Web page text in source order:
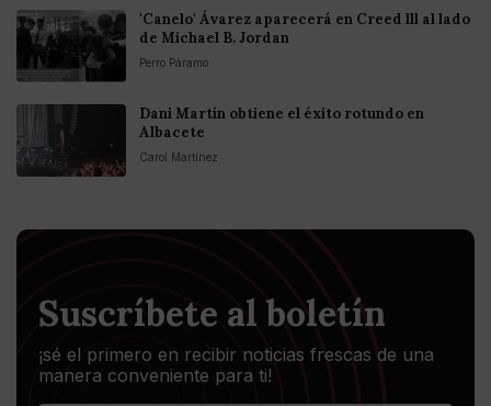
'Canelo' Ávarez aparecerá en Creed lll al lado
de Michael B. Jordan
Perro Páramo
Dani Martín obtiene el éxito rotundo en
Albacete
Carol Martínez
Suscríbete al boletín
¡sé el primero en recibir noticias frescas de una
manera conveniente para ti!